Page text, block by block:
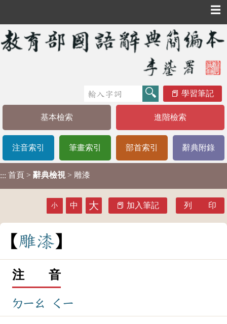
☰
學習筆記
基本檢索 進階檢索
注音索引 筆畫索引 部首索引 辭典附錄
::: 首頁 > 辭典檢視 > 雕漆
小 中 大 加入筆記 列 印
雕漆
注 音
ㄉㄧㄠ ㄑㄧ